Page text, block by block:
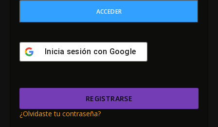
Inicia sesión con Google
REGISTRARSE
¿Olvidaste tu contraseña?